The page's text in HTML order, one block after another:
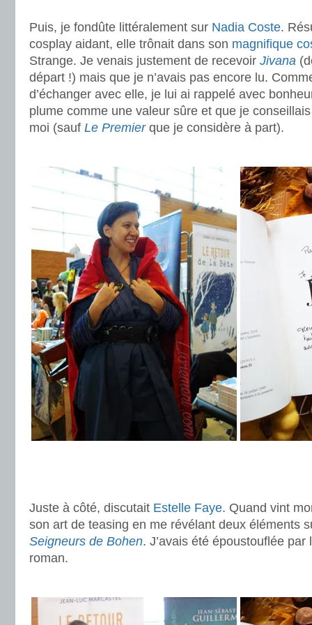
Puis, je fondûte littéralement sur Nadia Coste.
cosplay aidant, elle trônait dans son magnifique
Strange. Je venais justement de recevoir Jivana
départ !) mais que je n’avais pas encore lu.
d’échanger avec elle, je lui ai rappelé avec
plume comme une valeur sûre et que je
moi (sauf Le Premierque je considère à part).
Juste à côté, discutait Estelle Faye. Quand vint
son art de teasing en me révélant deux éléments
Seigneurs de Bohen. J’avais été époustouflée par
roman.